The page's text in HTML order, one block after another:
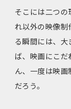
そこには二つ
れ以外の映像制
る瞬間には、
ば、映画にこ
ん、一度は映
だろう。